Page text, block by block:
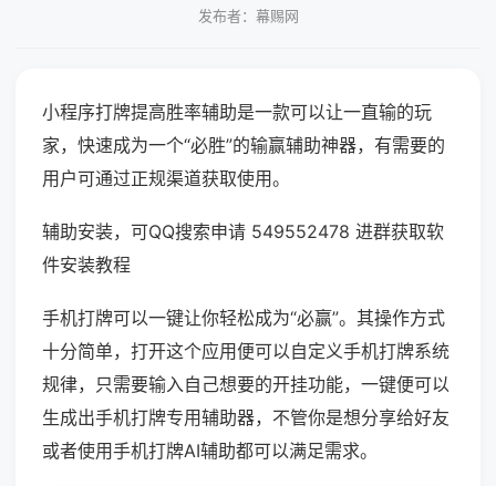
发布者：幕赐网
小程序打牌提高胜率辅助是一款可以让一直输的玩
家，快速成为一个“必胜”的输赢辅助神器，有需要的
用户可通过正规渠道获取使用。
辅助安装，可QQ搜索申请 549552478 进群获取软
件安装教程
手机打牌可以一键让你轻松成为“必赢”。其操作方式
十分简单，打开这个应用便可以自定义手机打牌系统
规律，只需要输入自己想要的开挂功能，一键便可以
生成出手机打牌专用辅助器，不管你是想分享给好友
或者使用手机打牌AI辅助都可以满足需求。